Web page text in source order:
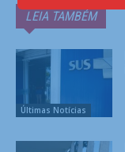
LEIA TAMBÉM
Últimas Notícias